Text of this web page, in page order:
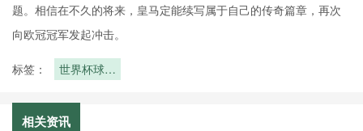
题。相信在不久的将来，皇马定能续写属于自己的传奇篇章，再次
向欧冠冠军发起冲击。
标签：
世界杯球队
备战！赛前
热身赛效果
相关资讯